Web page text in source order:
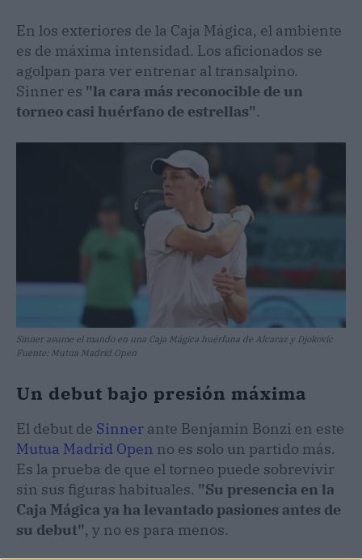
En los exteriores de la Caja Mágica, el ambiente
es de máxima intensidad. Los aficionados se
agolpan para ver entrenar al transalpino.
Sinner es "la cara más reconocible de un
torneo casi huérfano de estrellas".
Sinner asume el mando en una Caja Mágica huérfana de Alcaraz y Djokovic
Fuente: Mutua Madrid Open
Un debut bajo presión máxima
El debut de Sinner ante Benjamin Bonzi en este
Mutua Madrid Open no es solo un partido más.
Es la prueba de que el torneo puede sobrevivir
sin sus figuras habituales. "Su presencia en la
Caja Mágica ya ha levantado pasiones antes de
su debut", y no es para menos.